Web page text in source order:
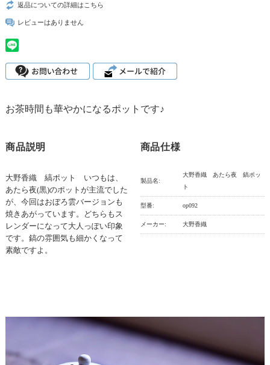
返品についての詳細はこちら
レビューはありません
お茶時間も華やかになるポットです♪
商品説明
大野香織 縞ポット いつもは、
あたら夜(黒)のポットが主流でした
が、今回はおぼろ雲バージョンも
焼きあがっています。どちらもス
レンダーになって大人っぽい印象
です。鎬の雰囲気も細かくなって
素敵ですよ。
商品仕様
製品名:
大野香織 あたら夜 鎬ポッ
ト
型番: op092
メーカー: 大野香織